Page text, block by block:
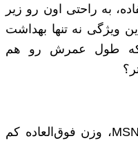
به راحتی اون رو زیر
ویژگی نه تنها بهداشت
طول عمرش رو هم
یکی از نقاط قوت MSN Mason H3، وزن فوق‌العاده کم